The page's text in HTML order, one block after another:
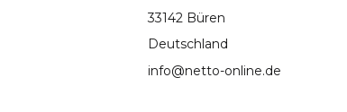
33142 Büren
Deutschland
info@netto-online.de